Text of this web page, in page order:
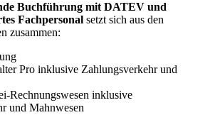
Buchführung mit DATEV und
Fachpersonal setzt sich aus den
zusammen:
Pro inklusive Zahlungsverkehr und
Rechnungswesen inklusive
und Mahnwesen